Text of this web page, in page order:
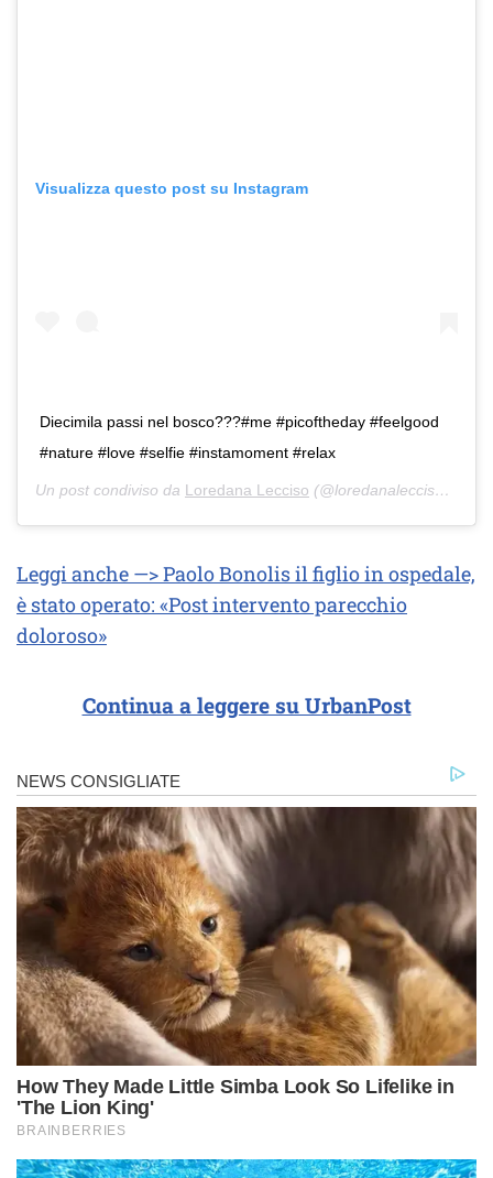
Visualizza questo post su Instagram
Diecimila passi nel bosco???#me #picoftheday #feelgood
#nature #love #selfie #instamoment #relax
Un post condiviso da Loredana Lecciso (@loredanalecciso_) in data:
Leggi anche —> Paolo Bonolis il figlio in ospedale,
è stato operato: «Post intervento parecchio
doloroso»
Continua a leggere su UrbanPost